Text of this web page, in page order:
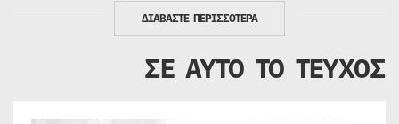
ΔΙΑΒΑΣΤΕ ΠΕΡΙΣΣΟΤΕΡΑ
ΣΕ ΑΥΤΟ ΤΟ ΤΕΥΧΟΣ